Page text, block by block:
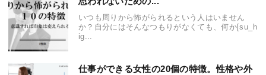
いつも周りから怖がられるという人はいません
か？自分にはそんなつもりがなくても、何か[su_h
ig...
仕事ができる女性の20個の特徴。性格や外